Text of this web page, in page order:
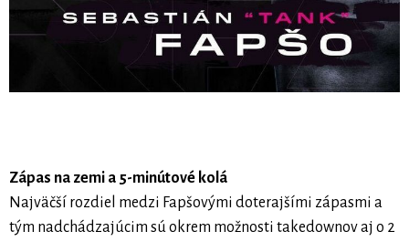
Zápas na zemi a 5-minútové kolá
Najväčší rozdiel medzi Fapšovými doterajšími zápasmi a
tým nadchádzajúcim sú okrem možnosti takedownov aj o 2